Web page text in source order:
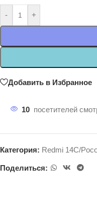
- +
Добавить в Избранное
10 посетителей
Категория: Redmi 14C/
Поделиться: